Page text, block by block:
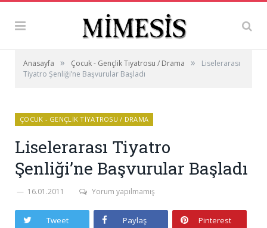
Anasayfa » Çocuk - Gençlik Tiyatrosu / Drama »
Liselerarası
Tiyatro Şenliği’ne Başvurular Başladı
ÇOCUK - GENÇLIK TIYATROSU / DRAMA
Liselerarası Tiyatro
Şenliği’ne Başvurular Başladı
16.01.2011 Yorum yapılmamış
Tweet Paylaş Pinterest